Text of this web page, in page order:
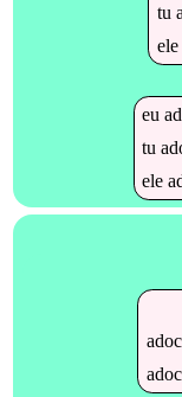
tu
ele
eu
tu
ele